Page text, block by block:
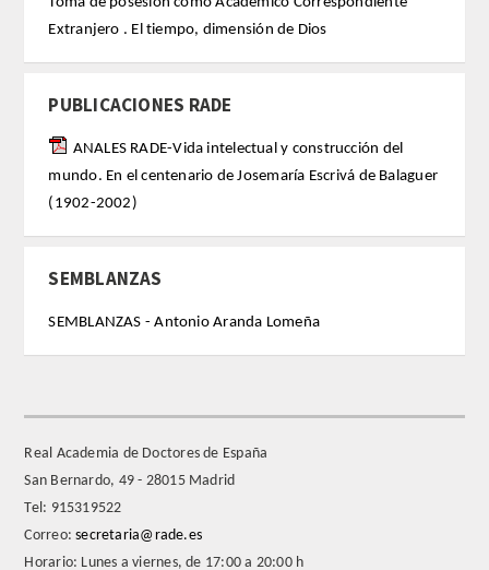
MEDICINA
CIENCIAS POLíTICAS Y DE LA ECONOMíA
INGENIERíA
SUPERNUMERARIOS
CORRESPONDIENTES
Extranjero . El tiempo, dimensión de Dios
PUBLICACIONES RADE
ANALES RADE-Vida intelectual y construcción del
mundo. En el centenario de Josemaría Escrivá de Balaguer
(1902-2002)
SEMBLANZAS
SEMBLANZAS - Antonio Aranda Lomeña
Real Academia de Doctores de España
San Bernardo, 49 - 28015 Madrid
Tel: 915319522
Correo:secretaria@rade.es
Horario: Lunes a viernes, de 17:00 a 20:00 h